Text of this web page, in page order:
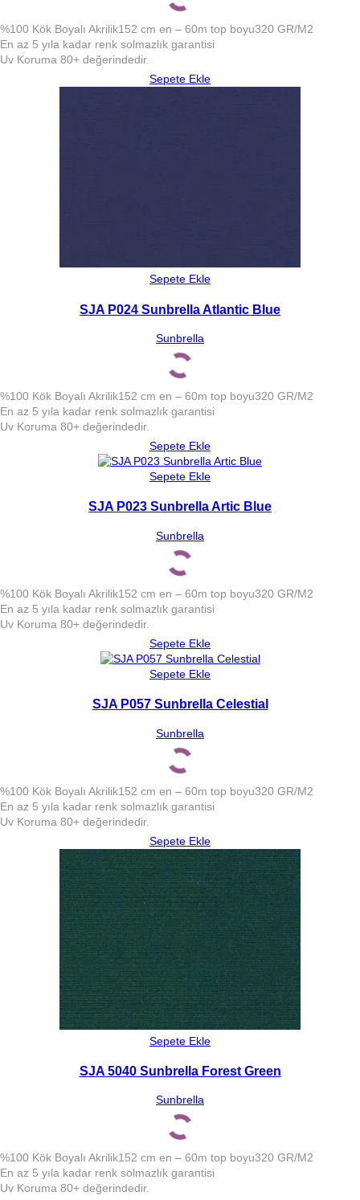
%100 Kök Boyalı Akrilik152 cm en – 60m top boyu320 GR/M2
En az 5 yıla kadar renk solmazlık garantisi
Uv Koruma 80+ değerindedir.
Sepete Ekle
Sepete Ekle
SJA P024 Sunbrella Atlantic Blue
Sunbrella
%100 Kök Boyalı Akrilik152 cm en – 60m top boyu320 GR/M2
En az 5 yıla kadar renk solmazlık garantisi
Uv Koruma 80+ değerindedir.
Sepete Ekle
Sepete Ekle
SJA P023 Sunbrella Artic Blue
Sunbrella
%100 Kök Boyalı Akrilik152 cm en – 60m top boyu320 GR/M2
En az 5 yıla kadar renk solmazlık garantisi
Uv Koruma 80+ değerindedir.
Sepete Ekle
Sepete Ekle
SJA P057 Sunbrella Celestial
Sunbrella
%100 Kök Boyalı Akrilik152 cm en – 60m top boyu320 GR/M2
En az 5 yıla kadar renk solmazlık garantisi
Uv Koruma 80+ değerindedir.
Sepete Ekle
Sepete Ekle
SJA 5040 Sunbrella Forest Green
Sunbrella
%100 Kök Boyalı Akrilik152 cm en – 60m top boyu320 GR/M2
En az 5 yıla kadar renk solmazlık garantisi
Uv Koruma 80+ değerindedir.